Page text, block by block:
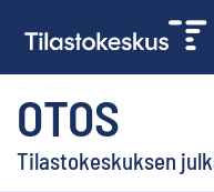
OTOS
Tilastokeskuksen